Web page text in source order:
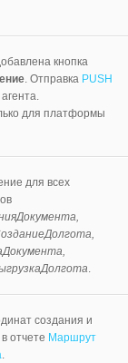
кнопка
. Отправка PUSH
для платформы
для всех
.
создания и
отчете Маршрут
.